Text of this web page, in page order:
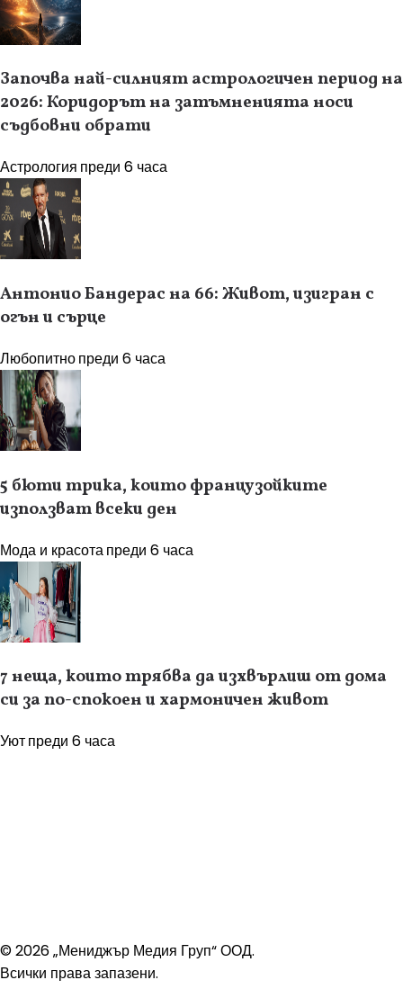
Започва най-силният астрологичен период на
2026: Коридорът на затъмненията носи
съдбовни обрати
Астрология преди 6 часа
Антонио Бандерас на 66: Живот, изигран с
огън и сърце
Любопитнопреди 6 часа
5 бюти трика, които французойките
използват всеки ден
Мода и красотапреди 6 часа
7 неща, които трябва да изхвърлиш от дома
си за по-спокоен и хармоничен живот
Уютпреди 6 часа
© 2026 „Мениджър Медия Груп“ ООД.
Всички права запазени.